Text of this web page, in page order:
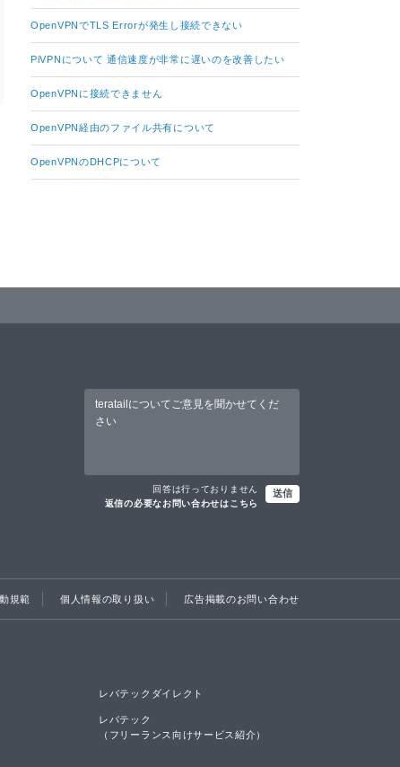
OpenVPNでTLS Errorが発生し接続できない
PiVPNについて 通信速度が非常に遅いのを改善したい
OpenVPNに接続できません
OpenVPN経由のファイル共有について
OpenVPNのDHCPについて
回答は行っておりません
返信の必要なお問い合わせはこちら
送信
規範 個人情報の取り扱い 広告掲載のお問い合わせ
レバテックダイレクト
レバテック
（フリーランス向けサービス紹介）